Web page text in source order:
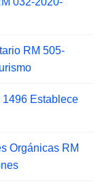
RM 505-
1496 Establece
Orgánicas RM